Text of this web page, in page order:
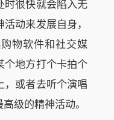
时很快就会陷入无
动来发展自身，
物软件和社交媒
个地方打个卡拍个
，或者去听个演唱
级的精神活动。